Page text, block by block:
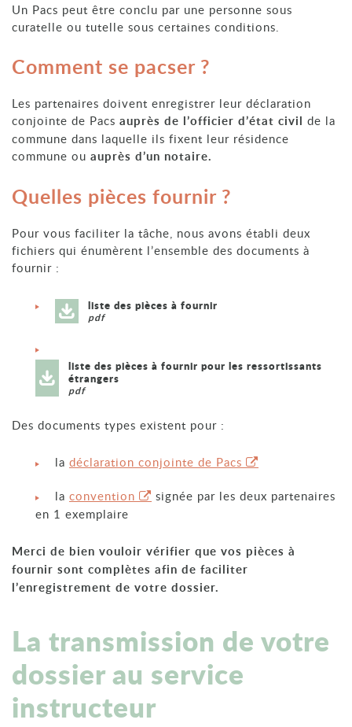
Un Pacs peut être conclu par une personne sous
curatelle ou tutelle sous certaines conditions.
Comment se pacser ?
Les partenaires doivent enregistrer leur déclaration
conjointe de Pacs auprès de l’officier d’état civil de la
commune dans laquelle ils fixent leur résidence
commune ou auprès d’un notaire.
Quelles pièces fournir ?
Pour vous faciliter la tâche, nous avons établi deux
fichiers qui énumèrent l’ensemble des documents à
fournir :
liste des pièces à fournir
pdf
liste des pièces à fournir pour les ressortissants
étrangers
pdf
Des documents types existent pour :
la déclaration conjointe de Pacs
la convention
signée par les deux partenaires
en 1 exemplaire
Merci de bien vouloir vérifier que vos pièces à
fournir sont complètes afin de faciliter
l’enregistrement de votre dossier.
La transmission de votre
dossier au service
instructeur